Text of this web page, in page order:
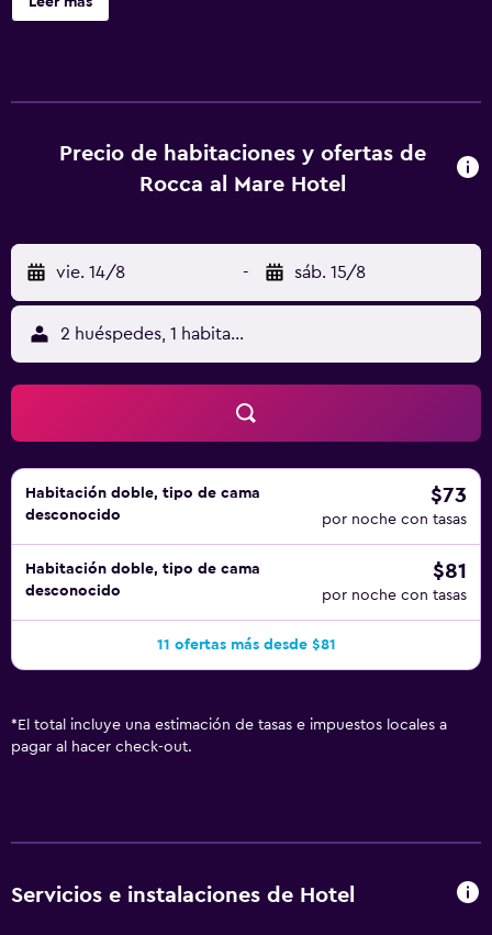
habitaciones. Los baños están equipados con ducha. Este
ocio y esparcimiento en este hotel incluyen una piscina
cubierta y sauna. No se permite la entrada a la piscina y al
Precio de habitaciones y ofertas de
Rocca al Mare Hotel
vie. 14/8 - sáb. 15/8
2 huéspedes, 1 habitación
Habitación doble, tipo de cama
desconocido
$73
por noche con tasas
Habitación doble, tipo de cama
desconocido
$81
por noche con tasas
11 ofertas más desde $81
* El total incluye una estimación de tasas e impuestos locales a
pagar al hacer check-out.
Servicios e instalaciones de Hotel